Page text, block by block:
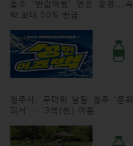
충주 ‘반값여행’ 연장 운영...숙
박 최대 50% 환급
청주시, 무더위 날릴 청주 ‘문화
피서’… ‘3색(色) 여름